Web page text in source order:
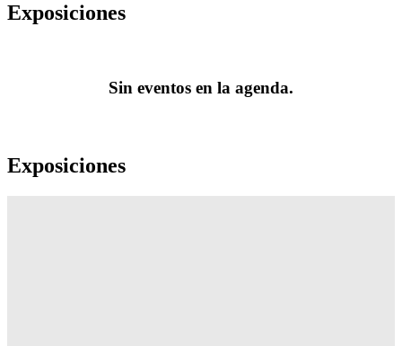
Exposiciones
Sin eventos en la agenda.
Exposiciones